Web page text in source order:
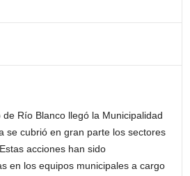
Río Blanco llegó la Municipalidad
se cubrió en gran parte los sectores
acciones han sido
en los equipos municipales a cargo